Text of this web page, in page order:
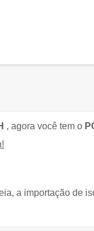
, agora você tem o
a importação de